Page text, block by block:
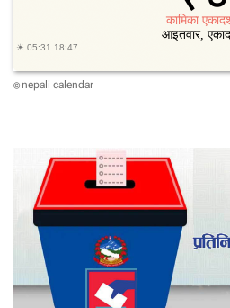
© nepali calendar